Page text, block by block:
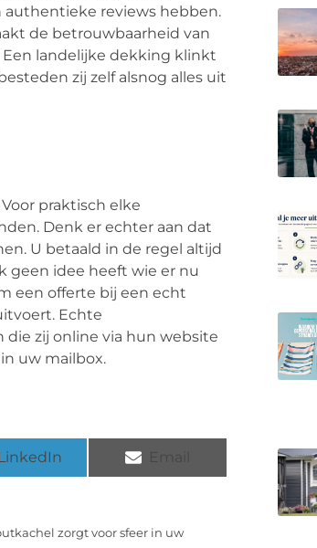
authentieke reviews hebben.
de betrouwbaarheid van
landelijke dekking klinkt
zij zelf alsnog alles uit
praktisch elke
Denk er echter aan dat
U betaald in de regel altijd
geen idee heeft wie er nu
een offerte bij een echt
Echte
zij online via hun website
uw mailbox.
LinkedIn
zorgt voor sfeer in uw